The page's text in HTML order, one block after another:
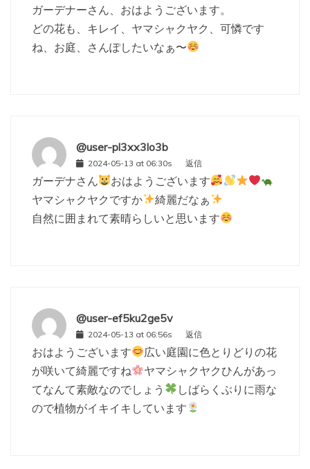
ガーデナーさん、おはようございます。
どの花も、キレイ、ヤマシャクヤク、可憐です
ね、お庭、さんぽしたいなぁ〜
@user-pl3xx3lo3b
2024-05-13 at 06:30s 返信
ガーデナさん
おはようございます
ヤマシャクヤクですか
綺麗だなぁ
自然に囲まれて素晴らしいと思います
@user-ef5ku2ge5v
2024-05-13 at 06:56s 返信
おはようございます
広い庭園に色とりどりの花
が咲いて綺麗ですね
ヤマシャクヤクひんがあっ
てなんて素敵なのでしょう
しばらくぶりに雨な
ので植物がイキイキしています